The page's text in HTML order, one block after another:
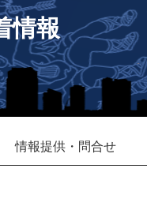
情報
情報提供・問合せ